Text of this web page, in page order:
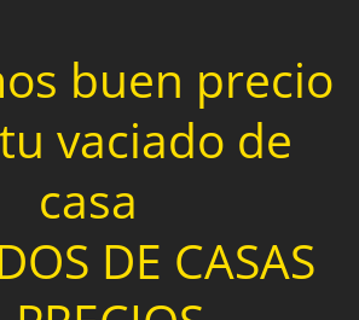
buen precio
vaciado de
casa
DE CASAS